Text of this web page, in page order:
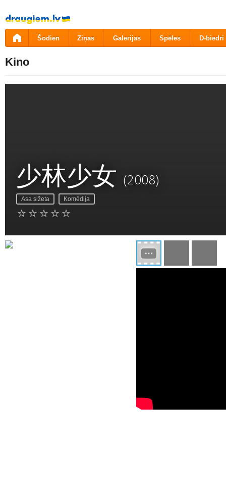
Pāriet
uz
saturu
Šodien Ziņas Galerijas Spēles D-biedri
Kino
少林少女 (2008)
Asa sižeta Komēdija